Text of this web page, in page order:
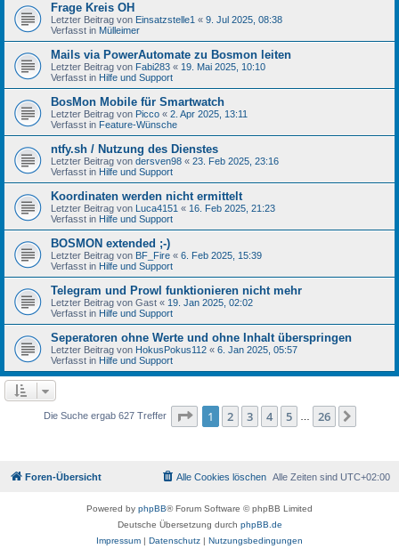
Frage Kreis OH
Letzter Beitrag von Einsatzstelle1 « 9. Jul 2025, 08:38
Verfasst in Mülleimer
Mails via PowerAutomate zu Bosmon leiten
Letzter Beitrag von Fabi283 « 19. Mai 2025, 10:10
Verfasst in Hilfe und Support
BosMon Mobile für Smartwatch
Letzter Beitrag von Picco « 2. Apr 2025, 13:11
Verfasst in Feature-Wünsche
ntfy.sh / Nutzung des Dienstes
Letzter Beitrag von dersven98 « 23. Feb 2025, 23:16
Verfasst in Hilfe und Support
Koordinaten werden nicht ermittelt
Letzter Beitrag von Luca4151 « 16. Feb 2025, 21:23
Verfasst in Hilfe und Support
BOSMON extended ;-)
Letzter Beitrag von BF_Fire « 6. Feb 2025, 15:39
Verfasst in Hilfe und Support
Telegram und Prowl funktionieren nicht mehr
Letzter Beitrag von Gast « 19. Jan 2025, 02:02
Verfasst in Hilfe und Support
Seperatoren ohne Werte und ohne Inhalt überspringen
Letzter Beitrag von HokusPokus112 « 6. Jan 2025, 05:57
Verfasst in Hilfe und Support
Die Suche ergab 627 Treffer Seite 1von 26
1 2 3 4 5 26
Foren-Übersicht Alle Zeiten sind UTC+02:00
Alle Cookies löschen
Powered by phpBB® Forum Software © phpBB Limited
Deutsche Übersetzung durch phpBB.de
Impressum | Datenschutz | Nutzungsbedingungen